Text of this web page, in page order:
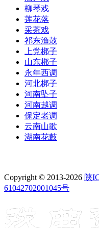
柳琴戏
莲花落
采茶戏
祁东渔鼓
上党梆子
山东梆子
永年西调
河北梆子
河南坠子
河南越调
保定老调
云南山歌
湖南花鼓
Copyright © 2013-2026 陕
61042702001045号